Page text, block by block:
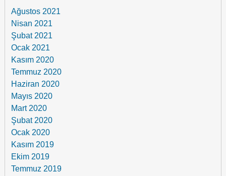
Ağustos 2021
Nisan 2021
Şubat 2021
Ocak 2021
Kasım 2020
Temmuz 2020
Haziran 2020
Mayıs 2020
Mart 2020
Şubat 2020
Ocak 2020
Kasım 2019
Ekim 2019
Temmuz 2019